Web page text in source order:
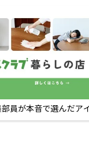
員が本音で選んだア